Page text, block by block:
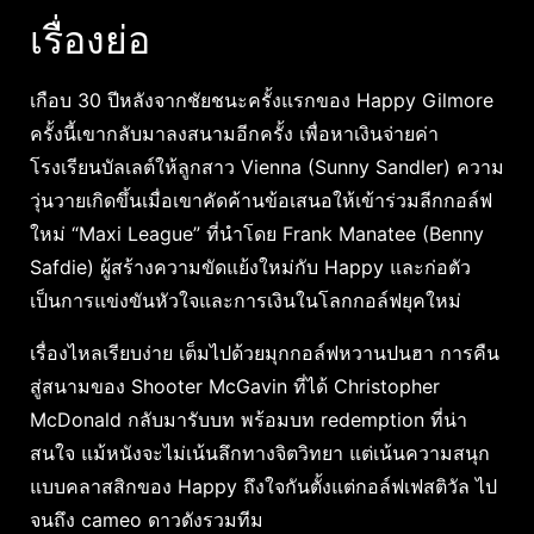
เรื่องย่อ
เกือบ 30 ปีหลังจากชัยชนะครั้งแรกของ Happy Gilmore
ครั้งนี้เขากลับมาลงสนามอีกครั้ง เพื่อหาเงินจ่ายค่า
โรงเรียนบัลเลต์ให้ลูกสาว Vienna (Sunny Sandler) ความ
วุ่นวายเกิดขึ้นเมื่อเขาคัดค้านข้อเสนอให้เข้าร่วมลีกกอล์ฟ
ใหม่ “Maxi League” ที่นำโดย Frank Manatee (Benny
Safdie) ผู้สร้างความขัดแย้งใหม่กับ Happy และก่อตัว
เป็นการแข่งขันหัวใจและการเงินในโลกกอล์ฟยุคใหม่
เรื่องไหลเรียบง่าย เต็มไปด้วยมุกกอล์ฟหวานปนฮา การคืน
สู่สนามของ Shooter McGavin ที่ได้ Christopher
McDonald กลับมารับบท พร้อมบท redemption ที่น่า
สนใจ แม้หนังจะไม่เน้นลึกทางจิตวิทยา แต่เน้นความสนุก
แบบคลาสสิกของ Happy ถึงใจกันตั้งแต่กอล์ฟเฟสติวัล ไป
จนถึง cameo ดาวดังรวมทีม